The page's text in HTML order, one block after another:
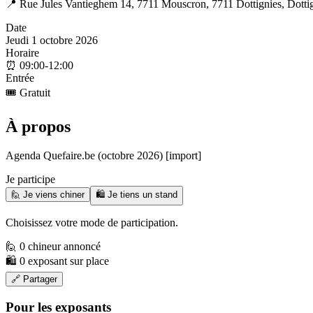
📍 Rue Jules Vantieghem 14, 7711 Mouscron, 7711 Dottignies,
Date
Jeudi 1 octobre 2026
Horaire
⏰ 09:00-12:00
Entrée
🎟️ Gratuit
À propos
Agenda Quefaire.be (octobre 2026) [import]
Je participe
🙋 Je viens chiner 🛍️ Je tiens un stand
Choisissez votre mode de participation.
🙋 0 chineur annoncé
🛍️ 0 exposant sur place
🔗 Partager
Pour les exposants